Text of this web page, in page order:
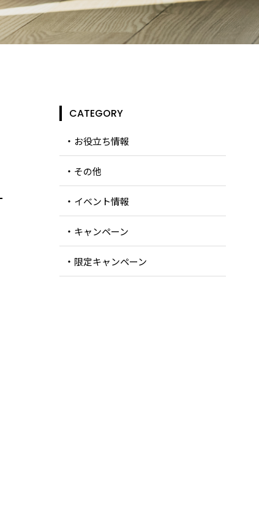
CATEGORY
お役立ち情報
その他
イベント情報
キャンペーン
限定キャンペーン